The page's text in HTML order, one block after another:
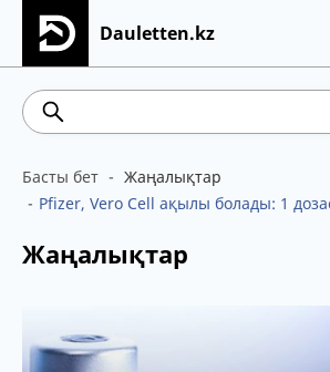
Dauletten.kz
Сіздің өтінішіңіз сәтті
Басты бет
Жаңалықтар
Pfizer, Vero Cell ақылы болады: 1
Жаңалықтар